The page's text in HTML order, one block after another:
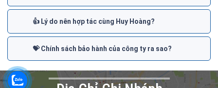
👍 Lý do nên hợp tác cùng Huy Hoàng?
💝 Chính sách bảo hành của công ty ra sao?